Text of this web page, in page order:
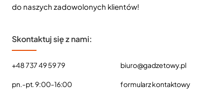
do naszych zadowolonych klientów!
Skontaktuj się z nami:
+48 737 49 59 79
pn.-pt. 9:00-16:00
biuro@gadzetowy.pl
formularz kontaktowy